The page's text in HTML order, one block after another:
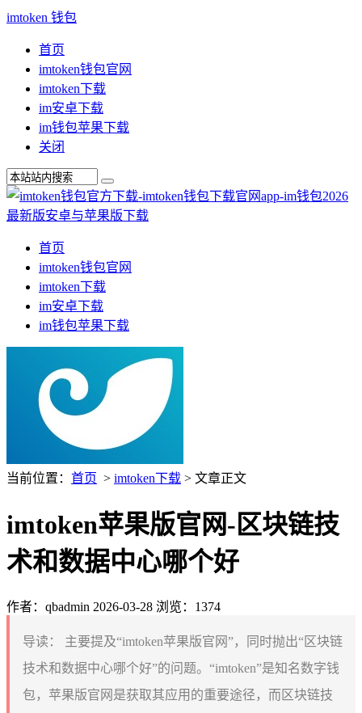
imtoken 钱包
首页
imtoken钱包官网
imtoken下载
im安卓下载
im钱包苹果下载
关闭
首页
imtoken钱包官网
imtoken下载
im安卓下载
im钱包苹果下载
当前位置： 首页 > imtoken下载 > 文章正文
imtoken苹果版官网-区块链技
术和数据中心哪个好
作者：qbadmin 2026-03-28 浏览：1374
导读：
主要提及“imtoken苹果版官网”，同时抛出“区块链
技术和数据中心哪个好”的问题。“imtoken”是知名数字钱
包，苹果版官网是获取其应用的重要途径，而区块链技